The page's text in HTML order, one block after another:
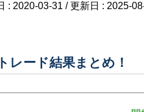
: 2020-03-31 / 更新日 : 2025-
トレード結果まとめ！